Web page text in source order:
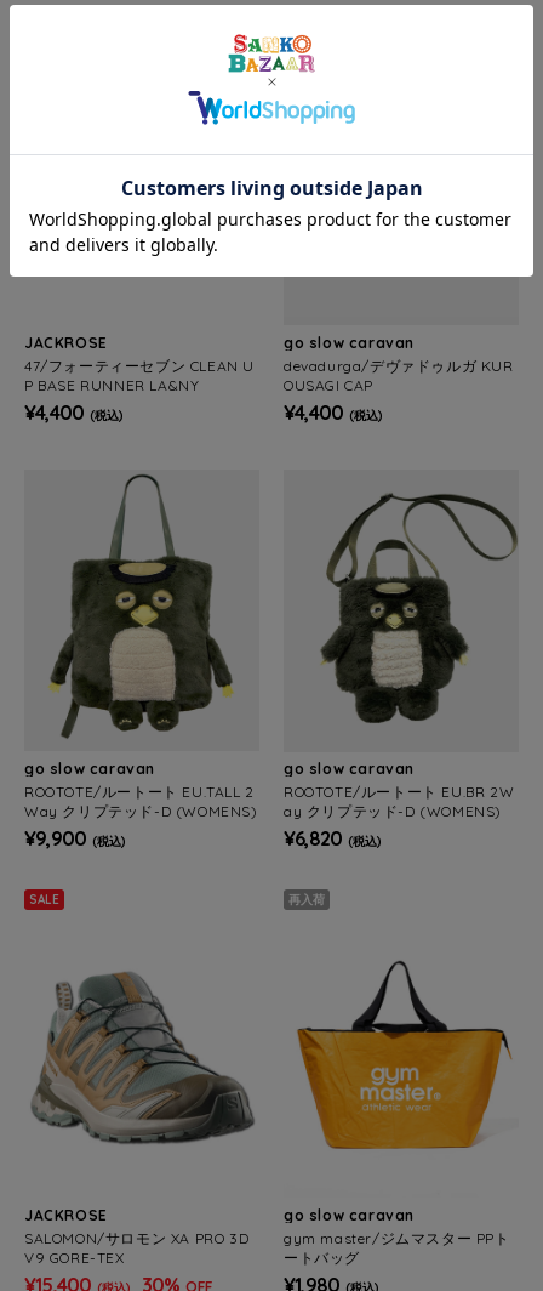
JACKROSE
47/フォーティーセブン CLEAN U
P BASE RUNNER LA&NY
¥4,400 (税込)
go slow caravan
devadurga/デヴァドゥルガ KUR
OUSAGI CAP
¥4,400 (税込)
go slow caravan
ROOTOTE/ルートート EU.TALL 2
Way クリプテッド-D (WOMENS)
¥9,900 (税込)
go slow caravan
ROOTOTE/ルートート EU.BR 2W
ay クリプテッド-D (WOMENS)
¥6,820 (税込)
SALE
JACKROSE
SALOMON/サロモン XA PRO 3D
V9 GORE-TEX
¥15,400 (税込) 30% OFF
再入荷
go slow caravan
gym master/ジムマスター PPト
ートバッグ
¥1,980 (税込)